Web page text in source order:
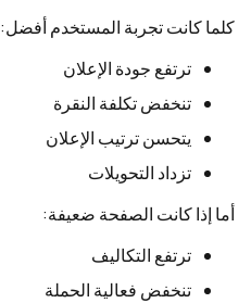
كلما كانت تجربة المستخدم أفضل:
ترتفع جودة الإعلان
تنخفض تكلفة النقرة
يتحسن ترتيب الإعلان
تزداد التحويلات
أما إذا كانت الصفحة ضعيفة:
ترتفع التكاليف
تنخفض فعالية الحملة